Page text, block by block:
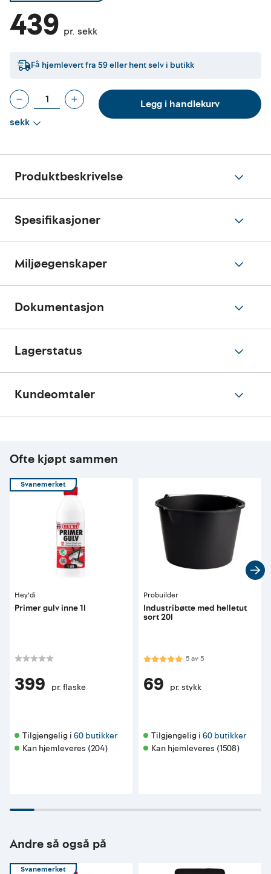
439 pr. sekk
Få hjemlevert fra 59eller hent selv i butikk
sekk
Legg i handlekurv
Produktbeskrivelse
Spesifikasjoner
Miljøegenskaper
Dokumentasjon
Lagerstatus
Kundeomtaler
Ofte kjøpt sammen
Svanemerket
Hey'di
Primer gulv inne 1l
399 pr. flaske
Tilgjengelig i 60 butikker
Kan hjemleveres (204)
Probuilder
Industribøtte med helletut
sort 20l
Karakter:5.0 av 5 mulige
5av5
69 pr. stykk
Tilgjengelig i 60 butikker
Kan hjemleveres (1508)
Andre så også på
Svanemerket